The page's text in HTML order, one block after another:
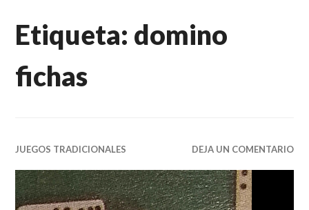
Etiqueta: domino
fichas
JUEGOS TRADICIONALES DEJA UN COMENTARIO